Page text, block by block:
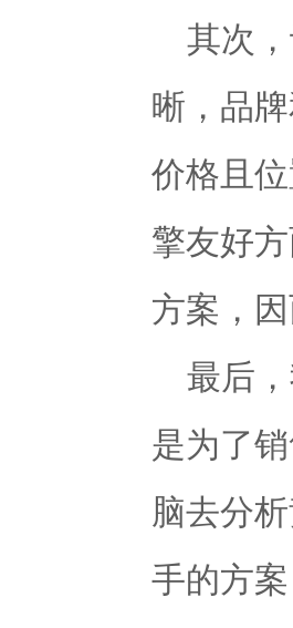
其次，
晰，品
价格且
擎友好
方案，
最后，
是为了
脑去分
手的方